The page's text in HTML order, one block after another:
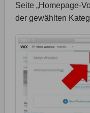
Seite „Homepage-
der gewählten